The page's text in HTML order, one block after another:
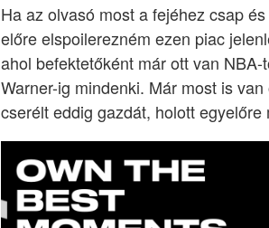
Ha az olvasó most a fejéhez csap
előre elspoilerezném ezen piac
ahol befektetőként már ott van
Warner-ig mindenki. Már most is
cserélt eddig gazdát, holott